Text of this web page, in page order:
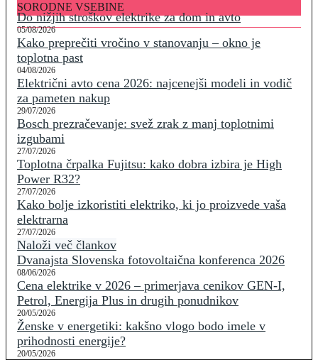
SORODNE VSEBINE
Do nižjih stroškov elektrike za dom in avto
05/08/2026
Kako preprečiti vročino v stanovanju – okno je
toplotna past
04/08/2026
Električni avto cena 2026: najcenejši modeli in vodič
za pameten nakup
29/07/2026
Bosch prezračevanje: svež zrak z manj toplotnimi
izgubami
27/07/2026
Toplotna črpalka Fujitsu: kako dobra izbira je High
Power R32?
27/07/2026
Kako bolje izkoristiti elektriko, ki jo proizvede vaša
elektrarna
27/07/2026
Naloži več člankov
Dvanajsta Slovenska fotovoltaična konferenca 2026
08/06/2026
Cena elektrike v 2026 – primerjava cenikov GEN-I,
Petrol, Energija Plus in drugih ponudnikov
20/05/2026
Ženske v energetiki: kakšno vlogo bodo imele v
prihodnosti energije?
20/05/2026